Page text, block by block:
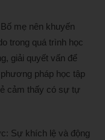
mẹ nên khuyến
trong quá trình học
giải quyết vấn để
pháp học tập
cảm thấy có sự tự
Sự khích lệ và động